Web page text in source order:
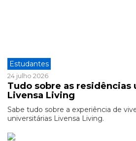
Estudantes
24 julho 2026
Tudo sobre as residências
Livensa Living
Sabe tudo sobre a experiência de
universitárias Livensa Living.